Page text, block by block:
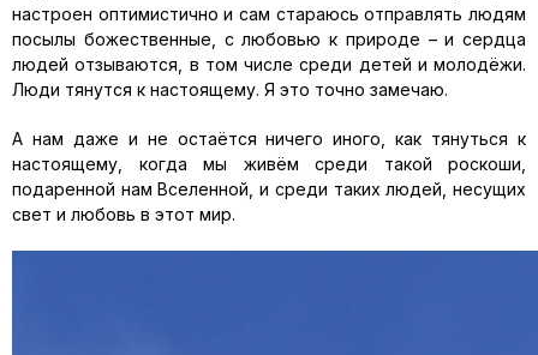
настроен оптимистично и сам стараюсь отправлять людям
посылы божественные, с любовью к природе – и сердца
людей отзываются, в том числе среди детей и молодёжи.
Люди тянутся к настоящему. Я это точно замечаю.
А нам даже и не остаётся ничего иного, как тянуться к
настоящему, когда мы живём среди такой роскоши,
подаренной нам Вселенной, и среди таких людей, несущих
свет и любовь в этот мир.